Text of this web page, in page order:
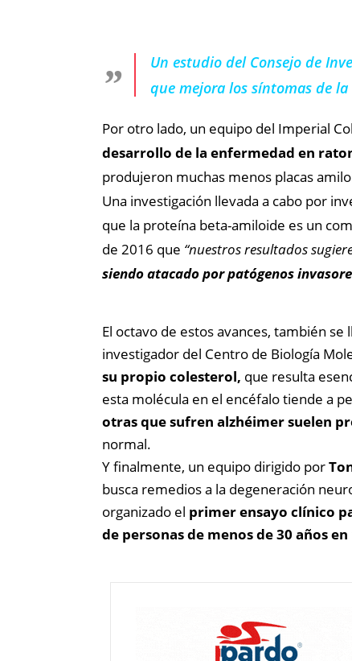
Un estudio del Consejo de
que mejora los síntomas de
Por otro lado, un equipo del Imperial
desarrollo de la enfermedad en
produjeron muchas menos placas
Una investigación llevada a cabo por
que la proteína beta-amiloide es un
de 2016 que “nuestros resultados
siendo atacado por patógenos
El octavo de estos avances, también
investigador del Centro de Biología
su propio colesterol, que resulta
esta molécula en el encéfalo tiende a
otras que sufren alzhéimer suelen
normal.
Y finalmente, un equipo dirigido por
busca remedios a la degeneración
organizado el primer ensayo clínico
de personas de menos de 30 años